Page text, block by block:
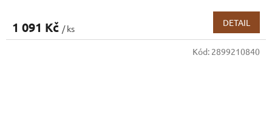
1 091 Kč / ks
DETAIL
Kód: 2899210840